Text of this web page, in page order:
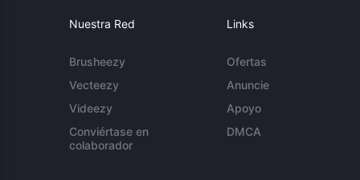
Nuestra Red
Brusheezy
Vecteezy
Videezy
Conviértase en
colaborador
Links
Ofertas
Anuncie
Apoyo
DMCA